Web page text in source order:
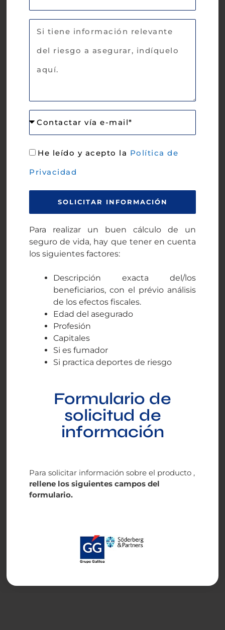
He leído y acepto la Política de
Privacidad
SOLICITAR INFORMACIÓN
Para realizar un buen cálculo de un
seguro de vida, hay que tener en cuenta
los siguientes factores:
Descripción exacta del/los
beneficiarios, con el prévio análisis
de los efectos fiscales.
Edad del asegurado
Profesión
Capitales
Si es fumador
Si practica deportes de riesgo
Formulario de
solicitud de
información
Para solicitar información sobre el producto ,
rellene los siguientes campos del
formulario.